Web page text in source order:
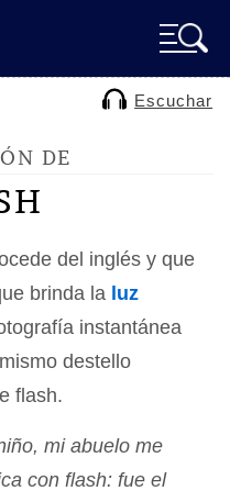
Escuchar
DE
del inglés y que
brinda la luz
instantánea
destello
flash.
mi abuelo me
con flash: fue el